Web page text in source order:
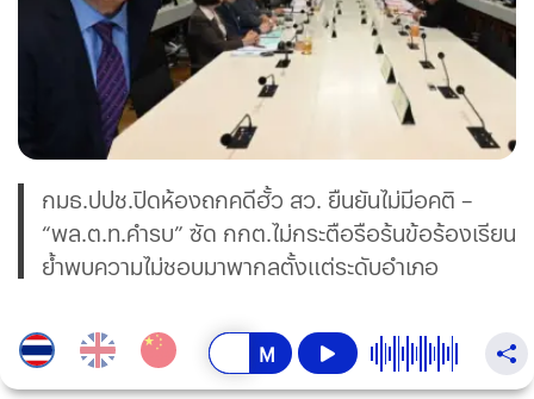
กมธ.ปปช.ปิดห้องถกคดีฮั้ว สว. ยืนยันไม่มีอคติ –
“พล.ต.ท.คำรบ” ซัด กกต.ไม่กระตือรือร้นข้อร้องเรียน
ย้ำพบความไม่ชอบมาพากลตั้งแต่ระดับอำเภอ